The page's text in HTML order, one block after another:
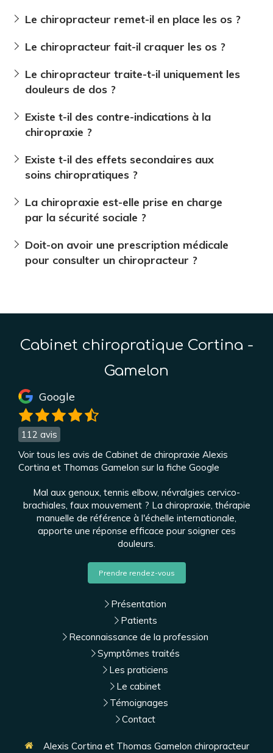
Le chiropracteur remet-il en place les os ?
Le chiropracteur fait-il craquer les os ?
Le chiropracteur traite-t-il uniquement les
douleurs de dos ?
Existe t-il des contre-indications à la
chiropraxie ?
Existe t-il des effets secondaires aux
soins chiropratiques ?
La chiropraxie est-elle prise en charge
par la sécurité sociale ?
Doit-on avoir une prescription médicale
pour consulter un chiropracteur ?
Cabinet chiropratique Cortina -
Gamelon
Google
112 avis
Voir tous les avis de Cabinet de chiropraxie Alexis
Cortina et Thomas Gamelon sur la fiche Google
Mal aux genoux, tennis elbow, névralgies cervico-
brachiales, faux mouvement ? La chiropraxie, thérapie
manuelle de référence à l'échelle internationale,
apporte une réponse efficace pour soigner ces
douleurs.
Prendre rendez-vous
Présentation
Patients
Reconnaissance de la profession
Symptômes traités
Les praticiens
Le cabinet
Témoignages
Contact
Alexis Cortina et Thomas Gamelon chiropracteur